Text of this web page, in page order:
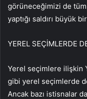
görüneceğimizi de tüm
yaptığı saldırı büyük
YEREL SEÇİMLERDE
Yerel seçimlere ilişkin
gibi yerel seçimlerde
Ancak bazı istisnalar